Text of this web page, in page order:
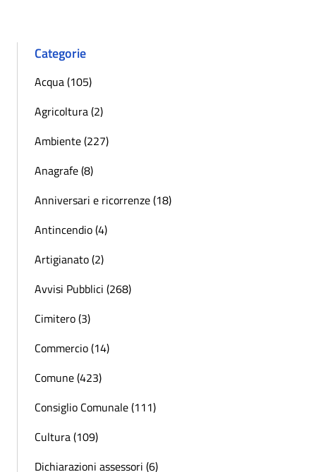
Categorie
Acqua (105)
Agricoltura (2)
Ambiente (227)
Anagrafe (8)
Anniversari e ricorrenze (18)
Antincendio (4)
Artigianato (2)
Avvisi Pubblici (268)
Cimitero (3)
Commercio (14)
Comune (423)
Consiglio Comunale (111)
Cultura (109)
Dichiarazioni assessori (6)